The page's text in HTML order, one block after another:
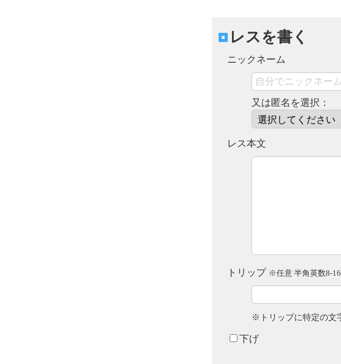
レスを書く
ニックネーム
又は匿名を選択：
レス本文
トリップ ※任意 半角英数8-
※トリップに特定の文
下げ